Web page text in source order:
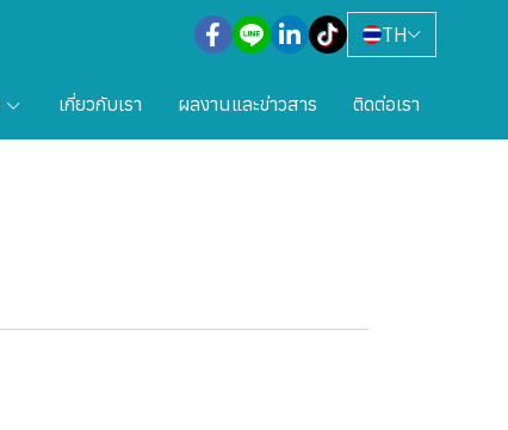
TH
เกี่ยวกับเรา ผลงานและข่าวสาร ติดต่อเรา